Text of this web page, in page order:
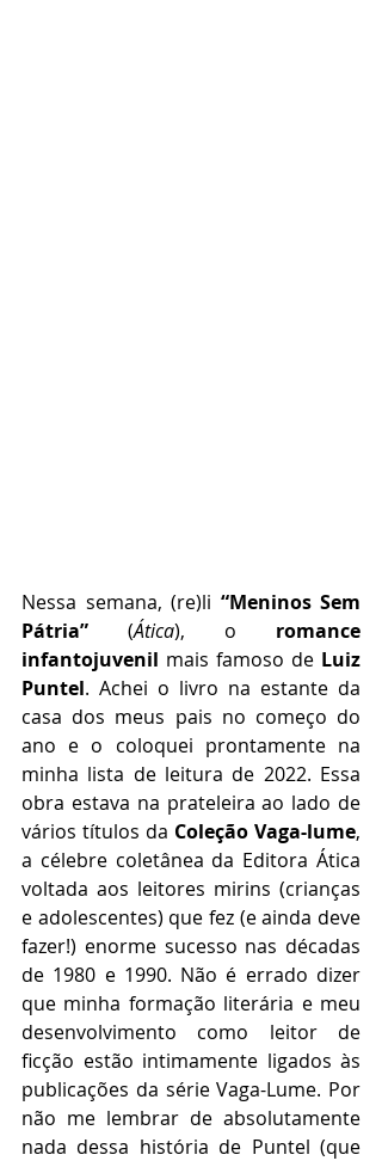
Nessa semana, (re)li “Meninos Sem
Pátria” (Ática), o romance
infantojuvenil mais famoso de Luiz
Puntel. Achei o livro na estante da
casa dos meus pais no começo do
ano e o coloquei prontamente na
minha lista de leitura de 2022. Essa
obra estava na prateleira ao lado de
vários títulos da Coleção Vaga-lume,
a célebre coletânea da Editora Ática
voltada aos leitores mirins (crianças
e adolescentes) que fez (e ainda deve
fazer!) enorme sucesso nas décadas
de 1980 e 1990. Não é errado dizer
que minha formação literária e meu
desenvolvimento como leitor de
ficção estão intimamente ligados às
publicações da série Vaga-Lume. Por
não me lembrar de absolutamente
nada dessa história de Puntel (que